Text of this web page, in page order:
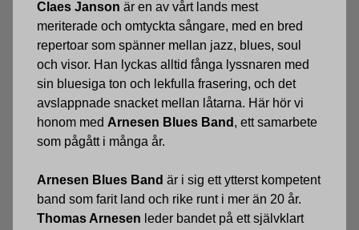
Claes Janson är en av vårt lands mest
meriterade och omtyckta sångare, med en bred
repertoar som spänner mellan jazz, blues, soul
och visor. Han lyckas alltid fånga lyssnaren med
sin bluesiga ton och lekfulla frasering, och det
avslappnade snacket mellan låtarna. Här hör vi
honom med Arnesen Blues Band , ett samarbete
som pågått i många år.
Arnesen Blues Band är i sig ett ytterst kompetent
band som farit land och rike runt i mer än 20 år.
Thomas Arnesen leder bandet på ett självklart